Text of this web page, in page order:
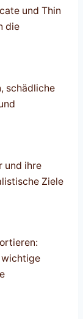
und Thin
die
schädliche
und ihre
Ziele
wichtige